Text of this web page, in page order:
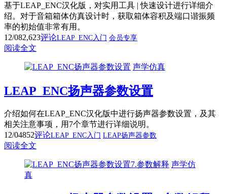
基于LEAP_ENC汉化版，对实用工具 | 快速设计进行详细介
绍。对于音箱箱体仿真设计时，获取箱体容积及端口谐振频
率的初始值非常有用。
12/082,623评论LEAP_ENC入门 会员专享
阅读全文
声学仿真
LEAP_ENC扬声器参数设置
介绍如何在LEAP_ENC汉化版中进行扬声器参数设置，及其
相关注意事项，用7个章节进行详细说明。
12/04852评论LEAP_ENC入门 LEAP扬声器参数
阅读全文
声学仿
真